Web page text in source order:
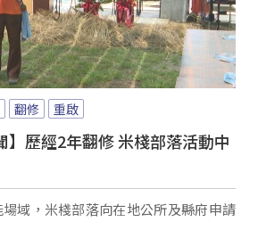
翻修 重啟
】歷經2年翻修 米棧部落活動中
域，米棧部落向在地公所及縣府申請